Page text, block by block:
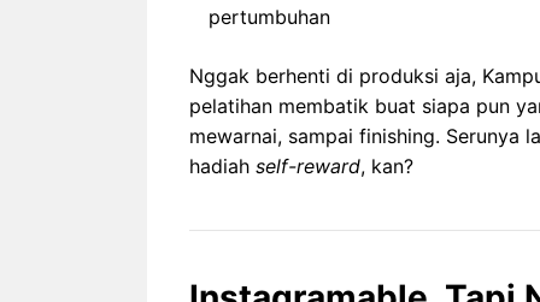
pertumbuhan
Nggak berhenti di produksi aja,
pelatihan membatik buat siapa pun
mewarnai, sampai finishing. Serunya
hadiah self-reward, kan?